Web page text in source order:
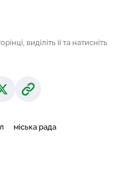
виділіть її та натисніть
міська рада